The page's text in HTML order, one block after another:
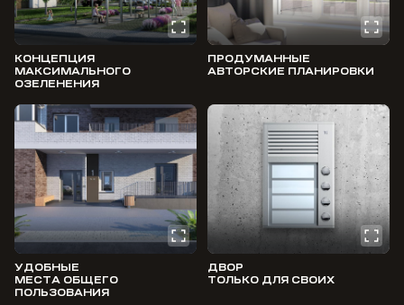
КОНЦЕПЦИЯ
МАКСИМАЛЬНОГО
ОЗЕЛЕНЕНИЯ
ПРОДУМАННЫЕ
АВТОРСКИЕ ПЛАНИРОВКИ
УДОБНЫЕ
МЕСТА ОБЩЕГО
ПОЛЬЗОВАНИЯ
ДВОР
ТОЛЬКО ДЛЯ СВОИХ